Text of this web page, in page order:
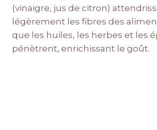
(vinaigre, jus de citron)
légèrement les fibres des
que les huiles, les herbes et les
pénètrent, enrichissant le goût.